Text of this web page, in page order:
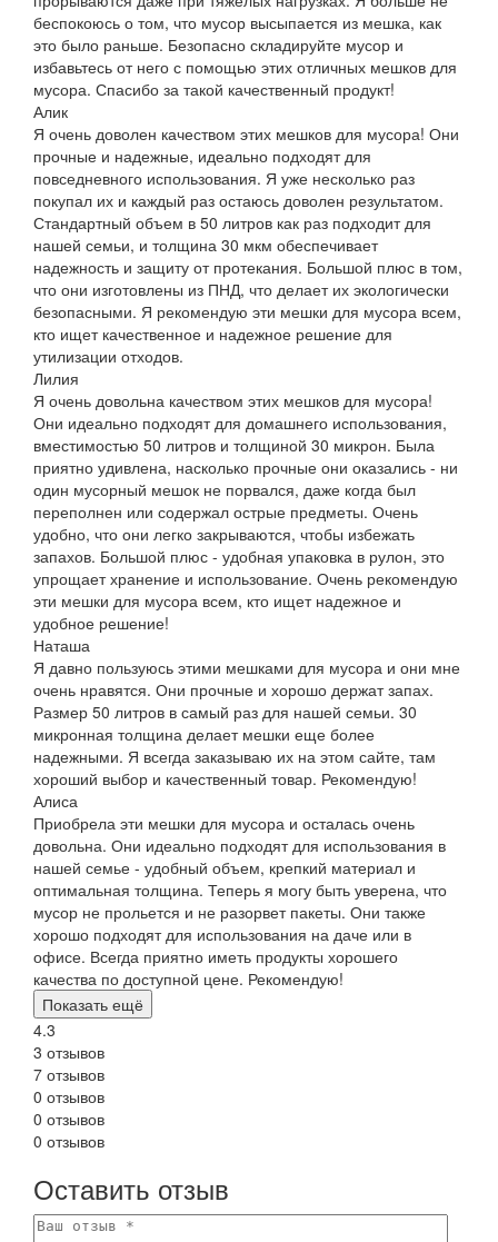
беспокоюсь о том, что мусор высыпается из мешка, как
это было раньше. Безопасно складируйте мусор и
избавьтесь от него с помощью этих отличных мешков для
мусора. Спасибо за такой качественный продукт!
Алик
Я очень доволен качеством этих мешков для мусора! Они
прочные и надежные, идеально подходят для
повседневного использования. Я уже несколько раз
покупал их и каждый раз остаюсь доволен результатом.
Стандартный объем в 50 литров как раз подходит для
нашей семьи, и толщина 30 мкм обеспечивает
надежность и защиту от протекания. Большой плюс в том,
что они изготовлены из ПНД, что делает их экологически
безопасными. Я рекомендую эти мешки для мусора всем,
кто ищет качественное и надежное решение для
утилизации отходов.
Лилия
Я очень довольна качеством этих мешков для мусора!
Они идеально подходят для домашнего использования,
вместимостью 50 литров и толщиной 30 микрон. Была
приятно удивлена, насколько прочные они оказались - ни
один мусорный мешок не порвался, даже когда был
переполнен или содержал острые предметы. Очень
удобно, что они легко закрываются, чтобы избежать
запахов. Большой плюс - удобная упаковка в рулон, это
упрощает хранение и использование. Очень рекомендую
эти мешки для мусора всем, кто ищет надежное и
удобное решение!
Наташа
Я давно пользуюсь этими мешками для мусора и они мне
очень нравятся. Они прочные и хорошо держат запах.
Размер 50 литров в самый раз для нашей семьи. 30
микронная толщина делает мешки еще более
надежными. Я всегда заказываю их на этом сайте, там
хороший выбор и качественный товар. Рекомендую!
Алиса
Приобрела эти мешки для мусора и осталась очень
довольна. Они идеально подходят для использования в
нашей семье - удобный объем, крепкий материал и
оптимальная толщина. Теперь я могу быть уверена, что
мусор не прольется и не разорвет пакеты. Они также
хорошо подходят для использования на даче или в
офисе. Всегда приятно иметь продукты хорошего
качества по доступной цене. Рекомендую!
Показать ещё
4.3
3 отзывов
7 отзывов
0 отзывов
0 отзывов
0 отзывов
Оставить отзыв